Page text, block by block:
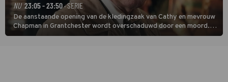
NU 23:05 - 23:50· SERIE
De aanstaande opening van de kledingzaak van Cathy en mevrouw
Chapman in Grantchester wordt overschaduwd door een moord.
Als fotograaf Tony Parker dood wordt aangetroffen, lijkt